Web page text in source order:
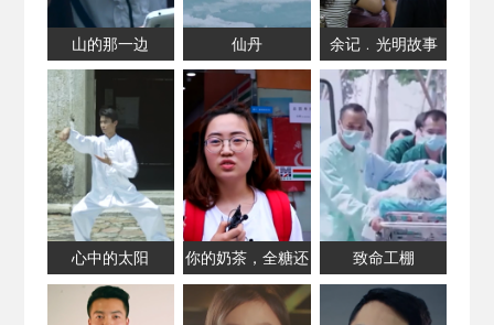
山的那一边 仙丹 余记﹒光明故事
心中的太阳
你的奶茶，全糖还
是半糖？
致命工棚